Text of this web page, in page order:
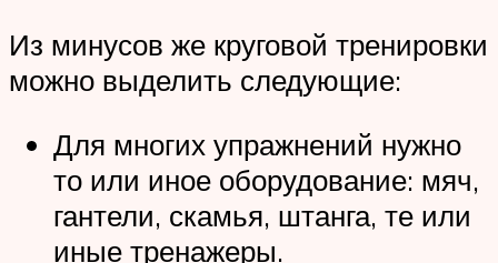
Из минусов же круговой тренировки
можно выделить следующие:
Для многих упражнений нужно
то или иное оборудование: мяч,
гантели, скамья, штанга, те или
иные тренажеры.